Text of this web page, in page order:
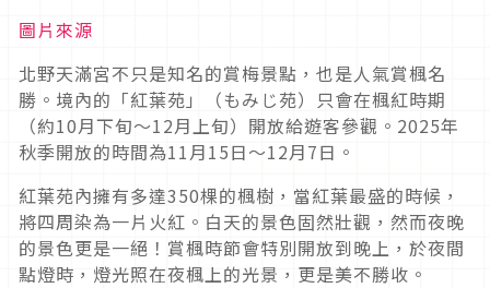
圖片來源
北野天滿宮不只是知名的賞梅景點，也是人氣賞楓名
勝。境內的「紅葉苑」（もみじ苑）只會在楓紅時期
（約10月下旬～12月上旬）開放給遊客參觀。2025年
秋季開放的時間為11月15日～12月7日。
紅葉苑內擁有多達350棵的楓樹，當紅葉最盛的時候，
將四周染為一片火紅。白天的景色固然壯觀，然而夜晚
的景色更是一絕！賞楓時節會特別開放到晚上，於夜間
點燈時，燈光照在夜楓上的光景，更是美不勝收。